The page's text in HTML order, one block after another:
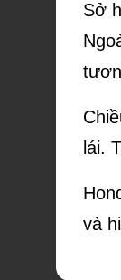
Sở
lái.
và